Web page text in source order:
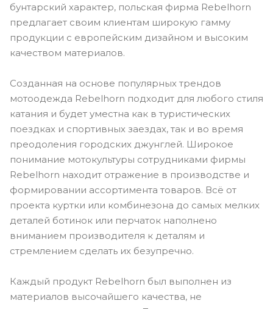
бунтарский характер, польская фирма Rebelhorn
предлагает своим клиентам широкую гамму
продукции с европейским дизайном и высоким
качеством материалов.
Созданная на основе популярных трендов
мотоодежда Rebelhorn подходит для любого стиля
катания и будет уместна как в туристических
поездках и спортивных заездах, так и во время
преодоления городских джунглей. Широкое
понимание мотокультуры сотрудниками фирмы
Rebelhorn находит отражение в производстве и
формировании ассортимента товаров. Всё от
проекта куртки или комбинезона до самых мелких
деталей ботинок или перчаток наполнено
вниманием производителя к деталям и
стремлением сделать их безупречно.
Каждый продукт Rebelhorn был выполнен из
материалов высочайшего качества, не